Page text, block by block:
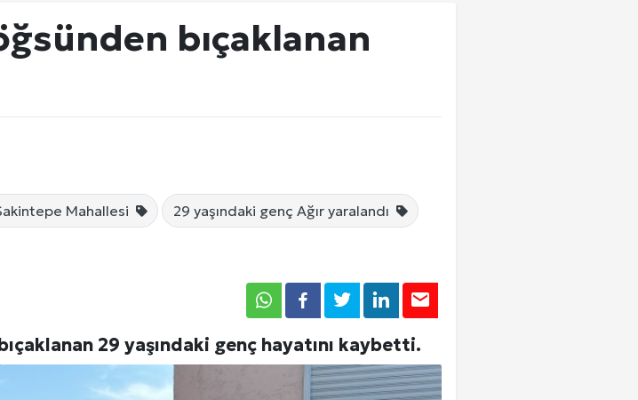
bıçaklanan
Mahallesi 29 yaşındaki genç Ağır yaralandı
29 yaşındaki genç hayatını kaybetti.